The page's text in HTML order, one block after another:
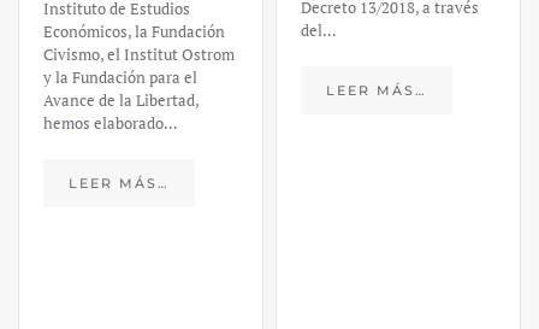
Decreto 13/2018, a través
del…
LEER MÁS…
Daniel
Fernández